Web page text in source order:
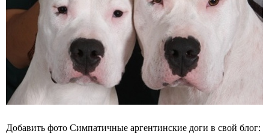
Добавить фото Симпатичные аргентинские доги в свой блог: